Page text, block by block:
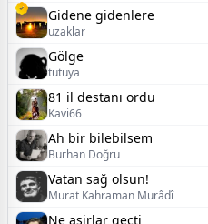
Gidene gidenlere
uzaklar
Gölge
tutuya
81 il destanı ordu
Kavi66
Ah bir bilebilsem
Burhan Doğru
Vatan sağ olsun!
Murat Kahraman Murâdî
Ne asirlar geçti